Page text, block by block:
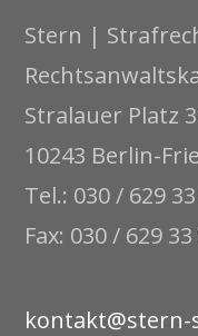
Stern |
Stralauer Platz
10243 Berlin-
Tel.: 030 / 629
Fax: 030 / 629